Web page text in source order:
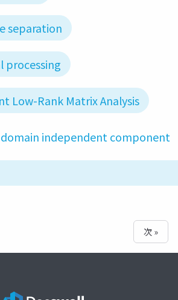
separation
processing
Low-Rank Matrix Analysis
independent component
次 »